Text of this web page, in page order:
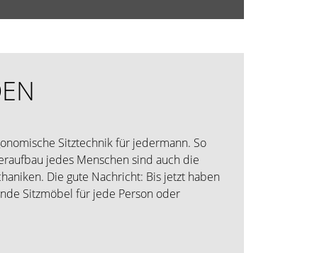
Sitztechnik für jedermann. So
jedes Menschen sind auch die
Die gute Nachricht: Bis jetzt haben
Sitzmöbel für jede Person oder